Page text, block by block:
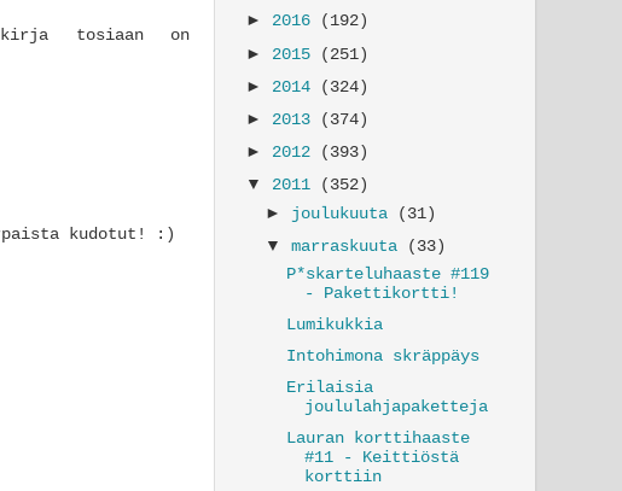
kirja tosiaan on
kudotut! :)
► 2016
(192)
► 2015
(251)
► 2014
(324)
► 2013
(374)
► 2012
(393)
▼ 2011
(352)
► joulukuuta
(31)
▼marraskuuta
(33)
P*skarteluhaaste #119
- Pakettikortti!
Lumikukkia
Intohimona skräppäys
Erilaisia
joululahjapaketteja
Lauran korttihaaste
#11 - Keittiöstä
korttiin